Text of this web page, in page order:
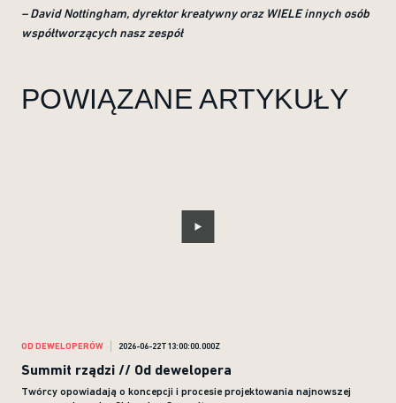
– David Nottingham, dyrektor kreatywny oraz WIELE innych osób
współtworzących nasz zespół
POWIĄZANE ARTYKUŁY
OD DEWELOPERÓW 2026-06-22T13:00:00.000Z
Summit rządzi // Od dewelopera
Twórcy opowiadają o koncepcji i procesie projektowania najnowszej